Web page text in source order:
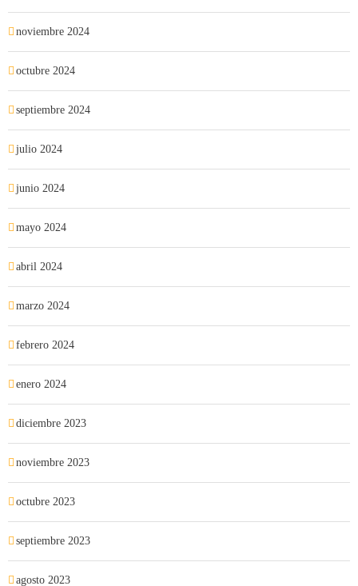
noviembre 2024
octubre 2024
septiembre 2024
julio 2024
junio 2024
mayo 2024
abril 2024
marzo 2024
febrero 2024
enero 2024
diciembre 2023
noviembre 2023
octubre 2023
septiembre 2023
agosto 2023